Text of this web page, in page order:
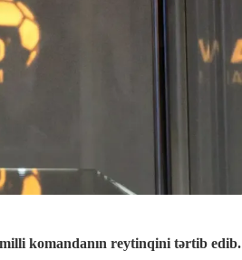
komandanın reytinqini tərtib edib.